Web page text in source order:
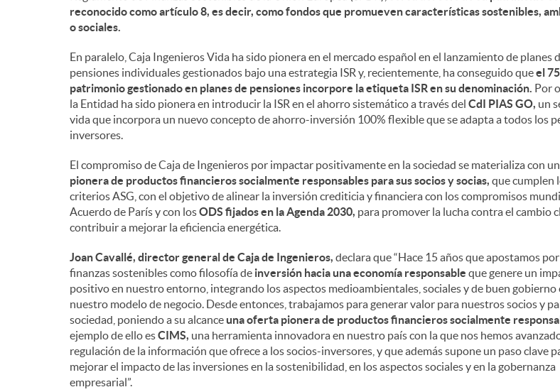
reconocido como artículo 8, es decir, como fondos que promueven características sostenibles,
o sociales.
En paralelo, Caja Ingenieros Vida ha sido pionera en el mercado español en el lanzamiento de planes
pensiones individuales gestionados bajo una estrategia ISR y, recientemente, ha conseguido queel
patrimonio gestionado en planes de pensiones incorpore la etiqueta ISR en su denominación. Por
la Entidad ha sido pionera en introducir la ISR en el ahorro sistemático a través del CdI PIAS GO, un
vida que incorpora un nuevo concepto de ahorro-inversión 100% flexible que se adapta a todos los
inversores.
El compromiso de Caja de Ingenieros por impactar positivamente en la sociedad se materializa con
pionera de productos financieros socialmente responsables para sus socios y socias, que cumplen
criterios ASG, con el objetivo de alinear la inversión crediticia y financiera con los compromisos
Acuerdo de París y con losODS fijados en la Agenda 2030, para promover la lucha contra el cambio
contribuir a mejorar la eficiencia energética.
Joan Cavallé, director general de Caja de Ingenieros, declara que “Hace 15 años que apostamos
finanzas sostenibles como filosofía de inversión hacia una economía responsable que genere un
positivo en nuestro entorno, integrando los aspectos medioambientales, sociales y de buen gobierno
nuestro modelo de negocio. Desde entonces, trabajamos para generar valor para nuestros socios y
sociedad, poniendo a su alcance una oferta pionera de productos financieros socialmente
ejemplo de ello esCIMS, una herramienta innovadora en nuestro país con la que nos hemos
regulación de la información que ofrece a los socios-inversores, y que además supone un paso clave
mejorar el impacto de las inversiones en la sostenibilidad, en los aspectos sociales y en la gobernanza
empresarial”.